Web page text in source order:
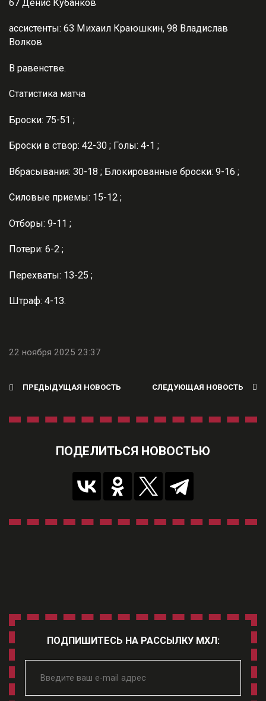
67 Денис Кубанков
ассистенты: 63 Михаил Краюшкин, 98 Владислав
Волков
В равенстве.
Статистика матча
Броски: 75-51 ;
Броски в створ: 42-30 ; Голы: 4-1 ;
Вбрасывания: 30-18 ; Блокированные броски: 9-16 ;
Силовые приемы: 15-12 ;
Отборы: 9-11 ;
Потери: 6-2 ;
Перехваты: 13-25 ;
Штраф: 4-13.
22 ноября 2025 23:37
ПРЕДЫДУЩАЯ НОВОСТЬ СЛЕДУЮЩАЯ НОВОСТЬ
ПОДЕЛИТЬСЯ НОВОСТЬЮ
ПОДПИШИТЕСЬ НА РАССЫЛКУ МХЛ: